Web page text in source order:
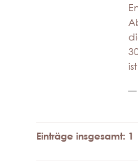
Einträge insgesamt: 1